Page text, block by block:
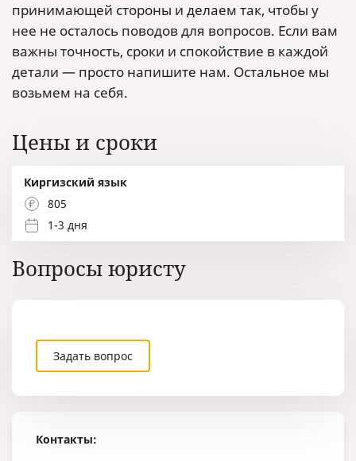
Контакты:
принимающей стороны и делаем так, чтобы у
нее не осталось поводов для вопросов. Если вам
важны точность, сроки и спокойствие в каждой
детали — просто напишите нам. Остальное мы
возьмем на себя.
Цены и сроки
Киргизский язык
805
1-3 дня
Вопросы юристу
Задать вопрос